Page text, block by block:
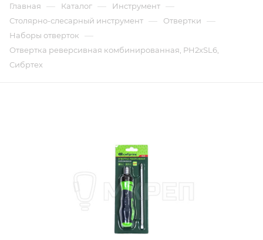
Главная — Каталог — Инструмент —
Столярно-слесарный инструмент — Отвертки —
Наборы отверток —
Отвертка реверсивная комбинированная, PH2xSL6,
Сибртех